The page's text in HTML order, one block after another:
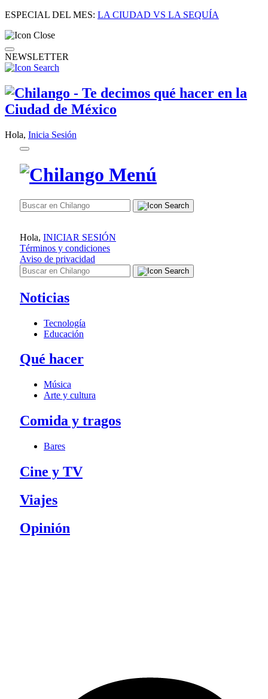
ESPECIAL DEL MES: LA CIUDAD VS LA SEQUÍA
NEWSLETTER
Hola, Inicia Sesión
Hola, INICIAR SESIÓN
Términos y condiciones
Aviso de privacidad
Noticias
Tecnología
Educación
Qué hacer
Música
Arte y cultura
Comida y tragos
Bares
Cine y TV
Viajes
Opinión